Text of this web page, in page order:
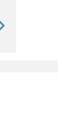
weiter blättern